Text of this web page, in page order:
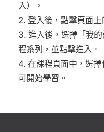
入）。
2. 登入後，點擊頁面上
3. 進入後，選擇「我
程系列，並點擊進入。
4. 在課程頁面中，選
可開始學習。